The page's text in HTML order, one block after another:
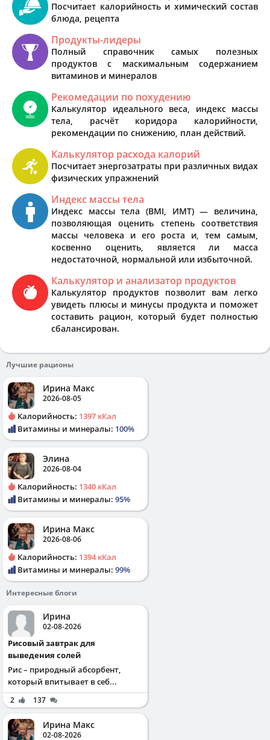
Посчитает калорийность и химический состав
блюда, рецепта
Продукты-лидеры
Полный справочник самых полезных
продуктов с маскимальным содержанием
витаминов и минералов
Рекомедации по похудению
Калькулятор идеального веса, индекс массы
тела, расчёт коридора калорийности,
рекомендации по снижению, план действий.
Калькулятор расхода калорий
Посчитает энергозатраты при различных видах
физических упражнений
Индекс массы тела
Индекс массы тела (BMI, ИМТ) — величина,
позволяющая оценить степень соответствия
массы человека и его роста и, тем самым,
косвенно оценить, является ли масса
недостаточной, нормальной или избыточной.
Калькулятор и анализатор продуктов
Калькулятор продуктов позволит вам легко
увидеть плюсы и минусы продукта и поможет
составить рацион, который будет полностью
сбалансирован.
Лучшие рационы
Ирина Макс
2026-08-05
Калорийность: 1397 кКал
Витамины и минералы: 100%
Элина
2026-08-04
Калорийность: 1340 кКал
Витамины и минералы: 95%
Ирина Макс
2026-08-06
Калорийность: 1394 кКал
Витамины и минералы: 99%
Интересные блоги
Ирина
02-08-2026
Рисовый завтрак для
выведения солей
Рис – природный абсорбент,
который впитывает в себ...
2 137
Ирина Макс
02-08-2026